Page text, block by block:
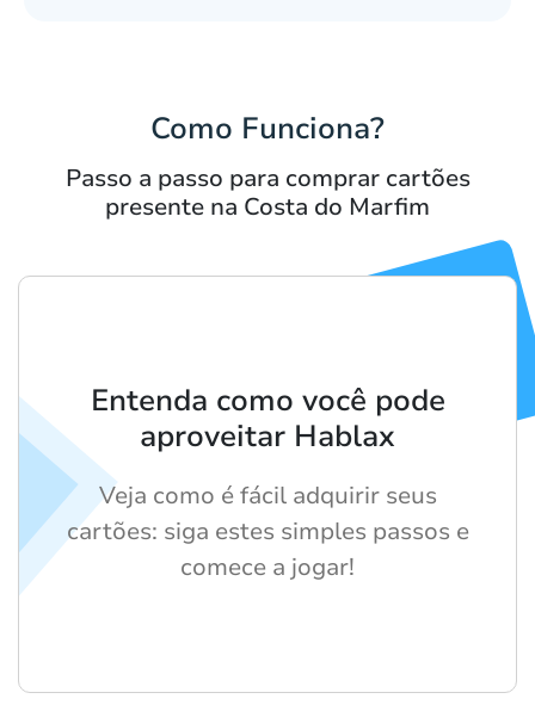
Como Funciona?
Passo a passo para comprar cartões
presente na Costa do Marfim
Entenda como você pode
aproveitar Hablax
Veja como é fácil adquirir seus
cartões: siga estes simples passos e
comece a jogar!